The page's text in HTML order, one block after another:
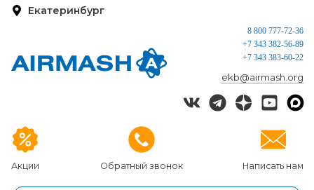
Екатеринбург
Акции Обратный звонок Написать нам
8 800 777-72-36
+7 343 382-56-89
+7 343 383-60-22
ekb@airmash.org